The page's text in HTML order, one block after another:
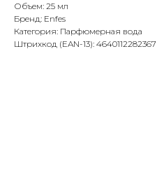
Объем: 25 мл
Бренд: Enfes
Категория: Парфюмерная вода
Штрихкод (EAN-13): 4640112282367